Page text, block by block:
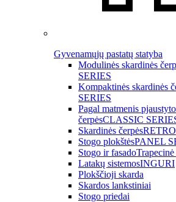
Gyvenamųjų pastatų statyba
Modulinės skardinės
SERIES
Kompaktinės skardinės
SERIES
Pagal matmenis
čerpėsCLASSIC
Skardinės čerpėsRETRO
Stogo plokštėsPANEL
Stogo ir fasadoTrapecinė
Latakų sistemosINGURI
Plokščioji skarda
Skardos lankstiniai
Stogo priedai